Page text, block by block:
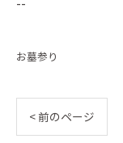
お墓参り
< 前のページ